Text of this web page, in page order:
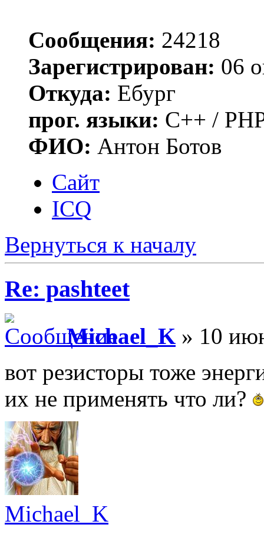
Сообщения: 24218
Зарегистрирован: 06
Откуда: Ебург
прог. языки: C++ /
ФИО: Антон Ботов
Сайт
ICQ
Вернуться к началу
Re: pashteet
Michael_K » 10
вот резисторы тоже
их не применять что ли?
Michael_K